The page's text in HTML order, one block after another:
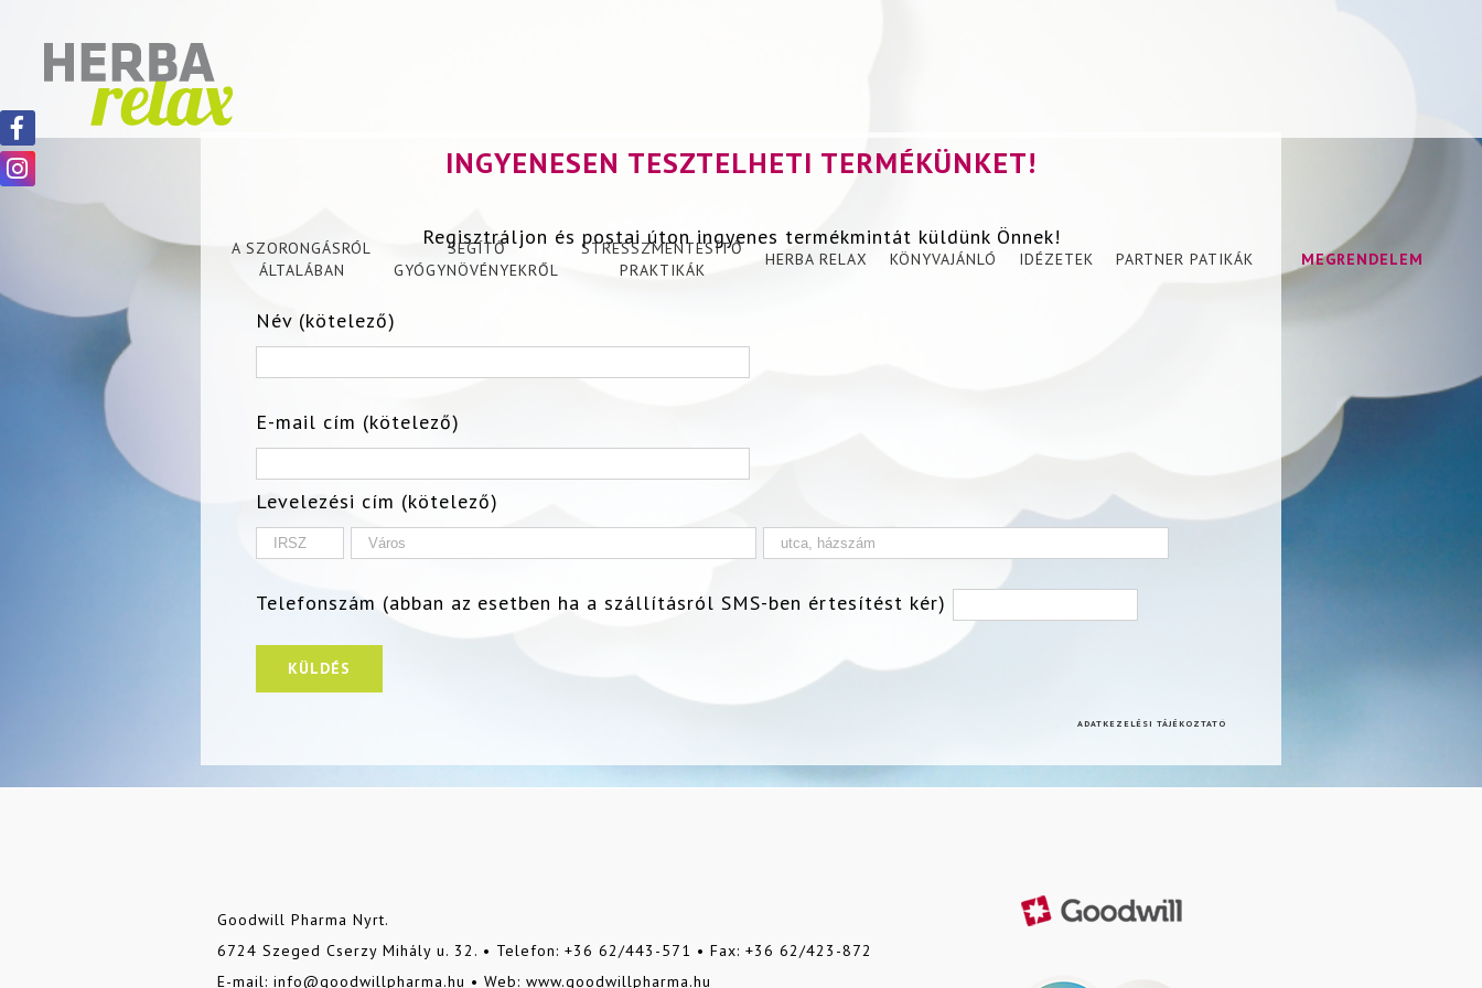
A SZORONGÁSRÓL
ÁLTALÁBAN
SEGÍTŐ
GYÓGYNÖVÉNYEKRŐL
STRESSZMENTESÍTŐ
PRAKTIKÁK
HERBA RELAX KÖNYVAJÁNLÓ IDÉZETEK PARTNER PATIKÁK MEGRENDELEM
INGYENESEN TESZTELHETI TERMÉKÜNKET!
Regisztráljon és postai úton ingyenes termékmintát küldünk Önnek!
Név (kötelező)
E-mail cím (kötelező)
Levelezési cím (kötelező)
Telefonszám (abban az esetben ha a szállításról SMS-ben értesítést kér)
ADATKEZELÉSI TÁJÉKOZTATÓ
Goodwill Pharma Nyrt.
6724 Szeged Cserzy Mihály u. 32. • Telefon: +36 62/443-571 • Fax: +36 62/423-872
E-mail: info@goodwillpharma.hu • Web: www.goodwillpharma.hu